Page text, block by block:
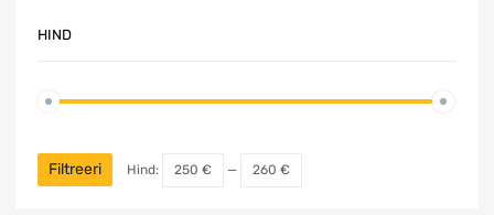
HIND
Filtreeri Hind: 250 € — 260 €